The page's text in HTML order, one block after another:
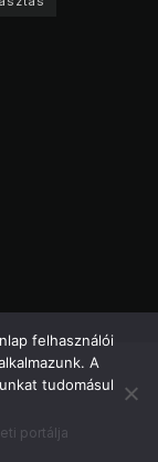
portálja
felhasználói
A
tudomásul